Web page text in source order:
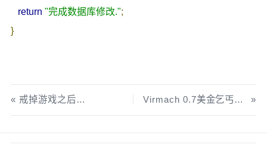
return "完成数据库修改.";
}
戒掉游戏之后… Virmach 0.7美金乞丐版补货了